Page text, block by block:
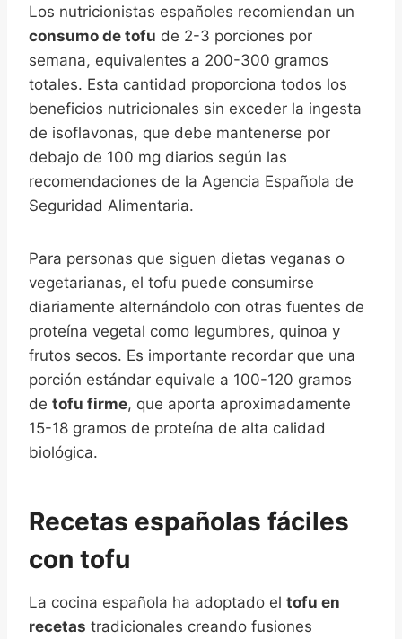
Los nutricionistas españoles recomiendan un
consumo de tofu de 2-3 porciones por
semana, equivalentes a 200-300 gramos
totales. Esta cantidad proporciona todos los
beneficios nutricionales sin exceder la ingesta
de isoflavonas, que debe mantenerse por
debajo de 100 mg diarios según las
recomendaciones de la Agencia Española de
Seguridad Alimentaria.
Para personas que siguen dietas veganas o
vegetarianas, el tofu puede consumirse
diariamente alternándolo con otras fuentes de
proteína vegetal como legumbres, quinoa y
frutos secos. Es importante recordar que una
porción estándar equivale a 100-120 gramos
de tofu firme, que aporta aproximadamente
15-18 gramos de proteína de alta calidad
biológica.
Recetas españolas fáciles
con tofu
La cocina española ha adoptado el tofu en
recetas tradicionales creando fusiones